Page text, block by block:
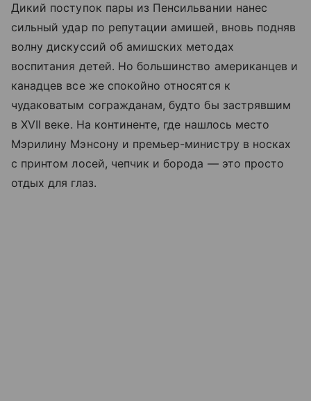
Дикий поступок пары из Пенсильвании нанес
сильный удар по репутации амишей, вновь подняв
волну дискуссий об амишских методах
воспитания детей. Но большинство американцев и
канадцев все же спокойно относятся к
чудаковатым согражданам, будто бы застрявшим
в XVII веке. На континенте, где нашлось место
Мэрилину Мэнсону и премьер-министру в носках
с принтом лосей, чепчик и борода — это просто
отдых для глаз.